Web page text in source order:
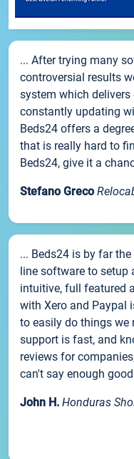
... After trying many
controversial results
system which
constantly updating
Beds24 offers a
that is really hard to
Beds24, give it a
Stefano Greco
... Beds24 is by far
line software to setup
intuitive, full featured
with Xero and Paypal
to easily do things we
support is fast, and
reviews for
can't say enough
John H. Honduras